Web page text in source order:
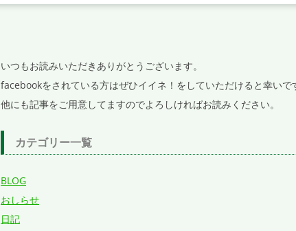
いつもお読みいただきありがとうございます。
facebookをされている方はぜひイイネ！をしていただけると幸いで
他にも記事をご用意してますのでよろしければお読みください。
カテゴリー一覧
BLOG
おしらせ
日記